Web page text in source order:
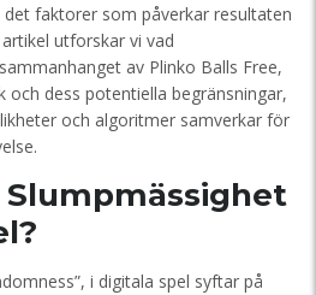
faktorer som påverkar resultaten
utforskar vi vad
av Plinko Balls Free,
och dess potentiella begränsningar,
och algoritmer samverkar för
i digitala spel syftar på